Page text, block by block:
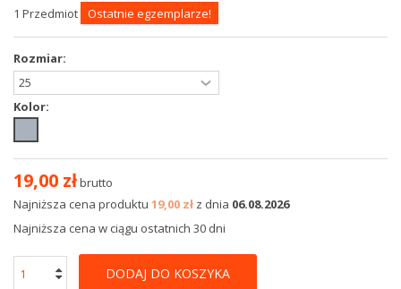
1 Przedmiot Ostatnie egzemplarze!
Rozmiar:
Kolor:
19,00 złbrutto
Najniższa cena produktu 19,00 zł z dnia 06.08.2026
Najniższa cena w ciągu ostatnich 30 dni
DODAJ DO KOSZYKA